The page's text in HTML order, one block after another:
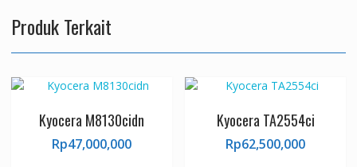
Produk Terkait
Kyocera M8130cidn
Rp47,000,000
Kyocera TA2554ci
Rp62,500,000